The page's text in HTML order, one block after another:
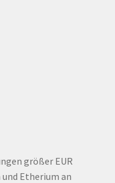
größer EUR
Etherium an